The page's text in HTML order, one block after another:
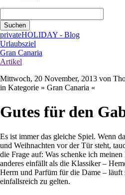
Suchen
privateHOLIDAY - Blog
Urlaubsziel
Gran Canaria
Artikel
Mittwoch, 20 November, 2013 von
in Kategorie » Gran Canaria «
Gutes für den
Es ist immer das gleiche Spiel. Wenn
und Weihnachten vor der Tür steht,
die Frage auf: Was schenke ich
anderes einfällt als die Klassiker –
Herrn und Parfüm für die Dame – läuft
einfallsreich zu gelten.